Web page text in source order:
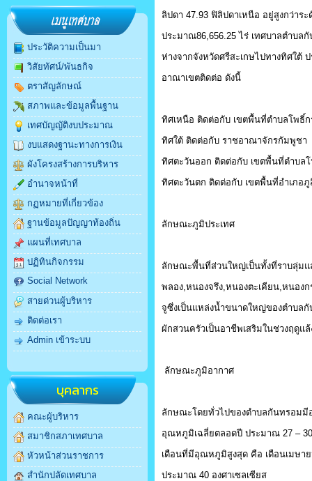
ประวัติความเป็นมา
วิสัยทัศน์/พันธกิจ
ตราสัญลักษณ์
สภาพและข้อมูลพื้นฐาน
เทศบัญญัติงบประมาณ
งบแสดงฐานะทางการเงิน
ผังโครงสร้างการบริหาร
อำนาจหน้าที่
กฏหมายที่เกี่ยวข้อง
ฐานข้อมูลปัญญาท้องถิ่น
แผนที่เทศบาล
ปฏิทินกิจกรรม
Social Network
สายด่วนผู้บริหาร
ติดต่อเรา
Admin เข้าระบบ
บุคลากร
คณะผู้บริหาร
สมาชิกสภาเทศบาล
หัวหน้าส่วนราชการ
สำนักปลัดเทศบาล
ลิปดา 47.93 ฟิลิปดาเหนือ อยู่สูงกว่าร
ประมาณ86,656.25 ไร่ เทศบาลตำบล
ห่างจากจังหวัดศรีสะเกษไปทางทิศใต้
อาณาเขตติดต่อ ดังนี้
ทิศเหนือ ติดต่อกับ เขตพื้นที่ตำบลโพธิ์
ทิศใต้ ติดต่อกับ ราชอาณาจักรกัมพูชา
ทิศตะวันออก ติดต่อกับ เขตพื้นที่ตำบล
ทิศตะวันตก ติดต่อกับ เขตพื้นที่อำเภอ
ลักษณะภูมิประเทศ
ลักษณะพื้นที่ส่วนใหญ่เป็นทั้งที่ราบลุ่มแ
พลอง,หนองจรึง,หนองตะเคียน,หนอง
จูซึ่งเป็นแหล่งน้ำขนาดใหญ่ของตำบล
ผักสวนครัวเป็นอาชีพเสริมในช่วงฤดูแล้
ลักษณะภูมิอากาศ
ลักษณะโดยทั่วไปของตำบลกันทรอมมี
อุณหภูมิเฉลี่ยตลอดปี ประมาณ 27 –
เดือนที่มีอุณหภูมิสูงสุด คือ เดือนเมษา
ประมาณ 40 องศาเซลเซียส